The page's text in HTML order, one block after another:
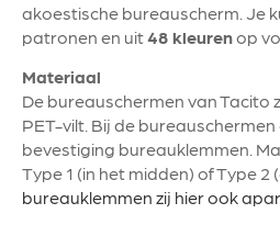
akoestische bureauscherm. Je
patronen en uit48 kleurenop
Materiaal
De bureauschermen van Tacito
PET-vilt. Bij de
bevestiging bureauklemmen.
Type 1 (in het midden) of Type 2
bureauklemmen zij hier ook